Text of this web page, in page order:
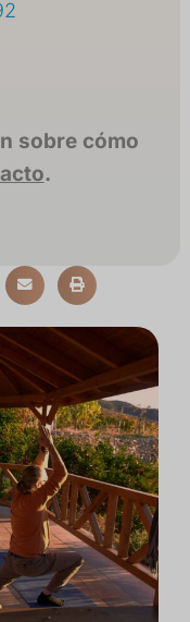
sobre cómo
.